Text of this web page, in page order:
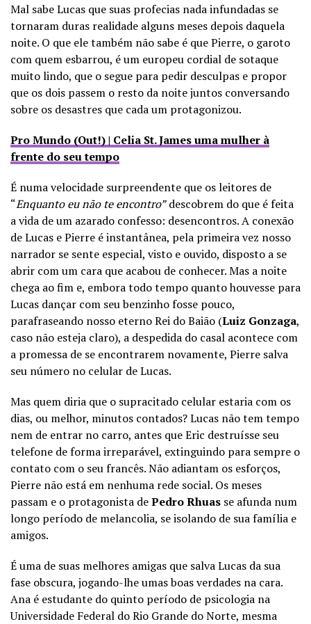
Mal sabe Lucas que suas profecias nada infundadas se
tornaram duras realidade alguns meses depois daquela
noite. O que ele também não sabe é que Pierre, o garoto
com quem esbarrou, é um europeu cordial de sotaque
muito lindo, que o segue para pedir desculpas e propor
que os dois passem o resto da noite juntos conversando
sobre os desastres que cada um protagonizou.
Pro Mundo (Out!) | Celia St. James uma mulher à
frente do seu tempo
É numa velocidade surpreendente que os leitores de
“Enquanto eu não te encontro”descobrem do que é feita
a vida de um azarado confesso: desencontros. A conexão
de Lucas e Pierre é instantânea, pela primeira vez nosso
narrador se sente especial, visto e ouvido, disposto a se
abrir com um cara que acabou de conhecer. Mas a noite
chega ao fim e, embora todo tempo quanto houvesse para
Lucas dançar com seu benzinho fosse pouco,
parafraseando nosso eterno Rei do Baião (Luiz Gonzaga,
caso não esteja claro), a despedida do casal acontece com
a promessa de se encontrarem novamente, Pierre salva
seu número no celular de Lucas.
Mas quem diria que o supracitado celular estaria com os
dias, ou melhor, minutos contados? Lucas não tem tempo
nem de entrar no carro, antes que Eric destruísse seu
telefone de forma irreparável, extinguindo para sempre o
contato com o seu francês. Não adiantam os esforços,
Pierre não está em nenhuma rede social. Os meses
passam e o protagonista dePedro Rhuas se afunda num
longo período de melancolia, se isolando de sua família e
amigos.
É uma de suas melhores amigas que salva Lucas da sua
fase obscura, jogando-lhe umas boas verdades na cara.
Ana é estudante do quinto período de psicologia na
Universidade Federal do Rio Grande do Norte, mesma